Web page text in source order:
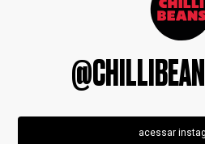
acessar